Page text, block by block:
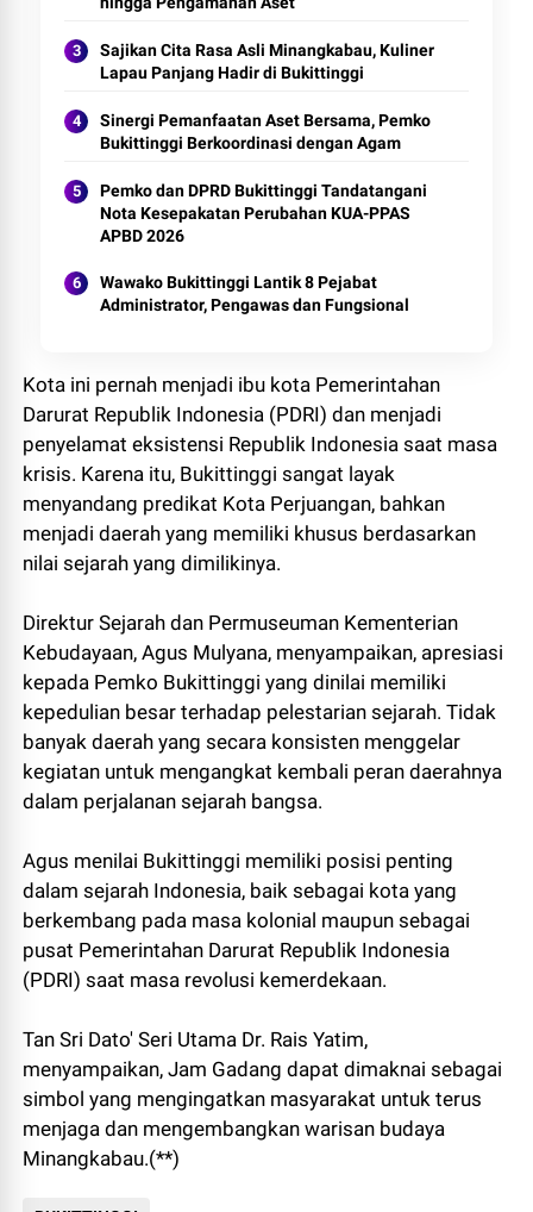
Sajikan Cita Rasa Asli Minangkabau, Kuliner
Lapau Panjang Hadir di Bukittinggi
Sinergi Pemanfaatan Aset Bersama, Pemko
Bukittinggi Berkoordinasi dengan Agam
Pemko dan DPRD Bukittinggi Tandatangani
Nota Kesepakatan Perubahan KUA-PPAS
APBD 2026
Wawako Bukittinggi Lantik 8 Pejabat
Administrator, Pengawas dan Fungsional
Kota ini pernah menjadi ibu kota Pemerintahan
Darurat Republik Indonesia (PDRI) dan menjadi
penyelamat eksistensi Republik Indonesia saat masa
krisis. Karena itu, Bukittinggi sangat layak
menyandang predikat Kota Perjuangan, bahkan
menjadi daerah yang memiliki khusus berdasarkan
nilai sejarah yang dimilikinya.
Direktur Sejarah dan Permuseuman Kementerian
Kebudayaan, Agus Mulyana, menyampaikan, apresiasi
kepada Pemko Bukittinggi yang dinilai memiliki
kepedulian besar terhadap pelestarian sejarah. Tidak
banyak daerah yang secara konsisten menggelar
kegiatan untuk mengangkat kembali peran daerahnya
dalam perjalanan sejarah bangsa.
Agus menilai Bukittinggi memiliki posisi penting
dalam sejarah Indonesia, baik sebagai kota yang
berkembang pada masa kolonial maupun sebagai
pusat Pemerintahan Darurat Republik Indonesia
(PDRI) saat masa revolusi kemerdekaan.
Tan Sri Dato' Seri Utama Dr. Rais Yatim,
menyampaikan, Jam Gadang dapat dimaknai sebagai
simbol yang mengingatkan masyarakat untuk terus
menjaga dan mengembangkan warisan budaya
Minangkabau.(**)